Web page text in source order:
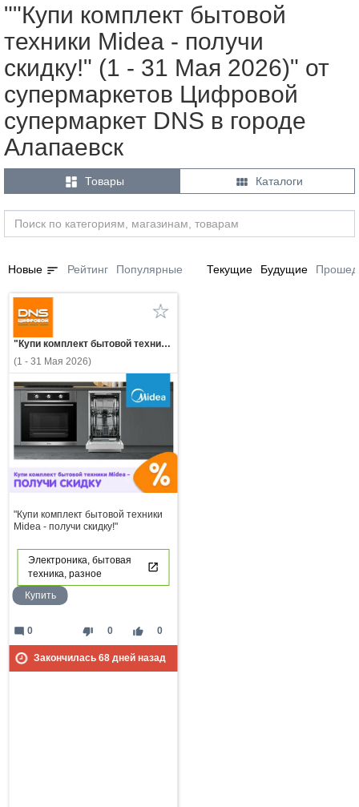
""Купи комплект бытовой
техники Midea - получи
скидку!" (1 - 31 Мая 2026)" от
супермаркетов Цифровой
супермаркет DNS в городе
Алапаевск
 Товары  Каталоги
Новые sort Рейтинг Популярные Текущие Будущие
"Купи комплект бытовой техники Midea - получи скидку!"
(1 - 31 Мая 2026)
"Купи комплект бытовой техники
Midea - получи скидку!"
Электроника, бытовая
техника, разное
Купить
thumb_down 0 thumb_up 0
mode_comment 0
Закончилась 68дней назад